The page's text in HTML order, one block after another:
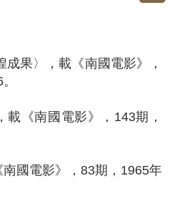
成果〉，載《南國電影》，
載《南國電影》，143期，
南國電影》，83期，1965年